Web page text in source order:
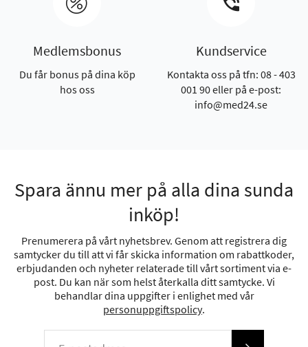
Medlemsbonus
Du får bonus på dina köp
hos oss
Kundservice
Kontakta oss på tfn: 08 - 403
001 90 eller på e-post:
info@med24.se
Spara ännu mer på alla dina sunda
inköp!
Prenumerera på vårt nyhetsbrev. Genom att registrera dig
samtycker du till att vi får skicka information om rabattkoder,
erbjudanden och nyheter relaterade till vårt sortiment via e-
post. Du kan när som helst återkalla ditt samtycke. Vi
behandlar dina uppgifter i enlighet med vår
personuppgiftspolicy.